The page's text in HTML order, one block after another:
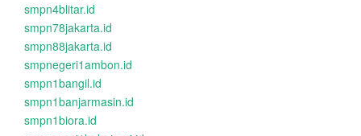
smpn4blitar.id
smpn78jakarta.id
smpn88jakarta.id
smpnegeri1ambon.id
smpn1bangil.id
smpn1banjarmasin.id
smpn1biora.id